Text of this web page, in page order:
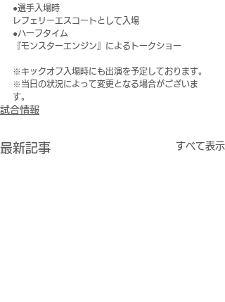
●選手入場時
レフェリーエスコートとして入場
●ハーフタイム
『モンスターエンジン』によるトークショー
※キックオフ入場時にも出演を予定しております。
※当日の状況によって変更となる場合がございま
す。
試合情報
最新記事 すべて表示